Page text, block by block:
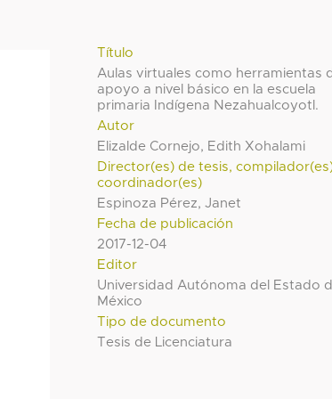
Título
Aulas virtuales como herramientas
apoyo a nivel básico en la escuela
primaria Indígena Nezahualcoyotl.
Autor
Elizalde Cornejo, Edith Xohalami
Director(es) de tesis,
coordinador(es)
Espinoza Pérez, Janet
Fecha de publicación
2017-12-04
Editor
Universidad Autónoma del Estado
México
Tipo de documento
Tesis de Licenciatura